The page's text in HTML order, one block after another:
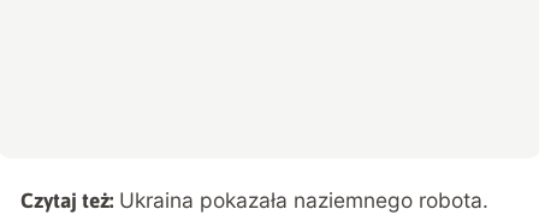
Czytaj też: Ukraina pokazała naziemnego robota.